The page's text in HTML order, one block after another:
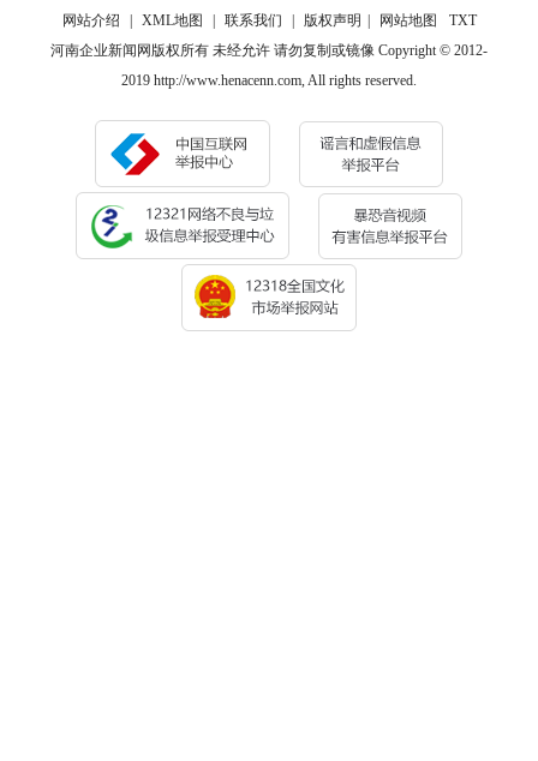
网站介绍 XML地图 联系我们 版权声明 网站地图
TXT
河南企业新闻网版权所有 未经允许 请勿复制或镜像 Copyright © 2012-
2019 http://www.henacenn.com, All rights reserved.